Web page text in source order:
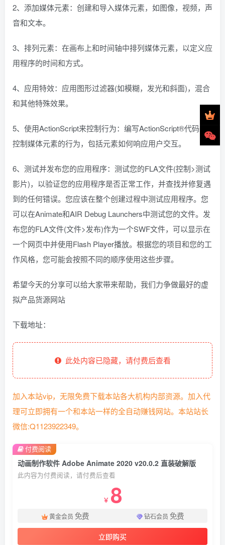
2、添加媒体元素：创建和导入媒体元素，如图像，视频，声
音和文本。
3、排列元素：在画布上和时间轴中排列媒体元素，以定义应
用程序的时间和方式。
4、应用特效：应用图形过滤器(如模糊，发光和斜面)，混合
和其他特殊效果。
5、使用ActionScript来控制行为：编写ActionScript®代码来
控制媒体元素的行为，包括元素如何响应用户交互。
6、测试并发布您的应用程序：测试您的FLA文件(控制>测试
影片)，以验证您的应用程序是否正常工作，并查找并修复遇
到的任何错误。您应该在整个创建过程中测试应用程序。您
可以在Animate和AIR Debug Launchers中测试您的文件。发
布您的FLA文件(文件>发布)作为一个SWF文件，可以显示在
一个网页中并使用Flash Player播放。根据您的项目和您的工
作风格，您可能会按照不同的顺序使用这些步骤。
希望今天的分享可以给大家带来帮助，我们力争做最好的虚
拟产品货源网站
下载地址：
此处内容已隐藏，请付费后查看
加入本站vip，无限免费下载本站各大机构内部资源。加入代
理可立即拥有一个和本站一样的全自动赚钱网站。本站站长
微信:Q1123922349。
动画制作软件 Adobe Animate 2020 v20.0.2 直装破解版
此内容为付费阅读，请付费后查看
￥ 8
黄金会员 免费 钻石会员 免费
立即购买
付费阅读